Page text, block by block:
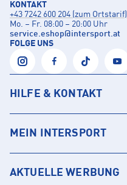
KONTAKT
+43 7242 600 204 (zum Ortstarif)
Mo. – Fr. 08:00 – 20:00 Uhr
service.eshop@intersport.at
FOLGE UNS
HILFE & KONTAKT
MEIN INTERSPORT
AKTUELLE WERBUNG